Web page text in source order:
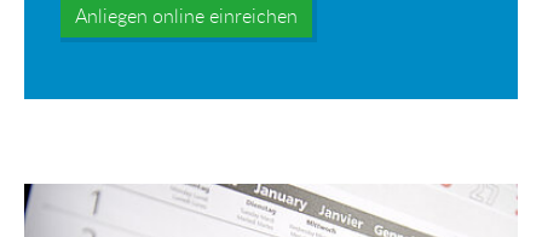
Anliegen online einreichen